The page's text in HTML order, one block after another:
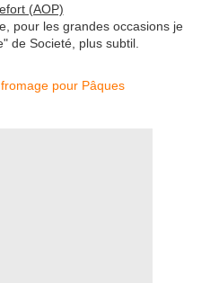
(AOP)
pour les grandes occasions je
de Societé, plus subtil.